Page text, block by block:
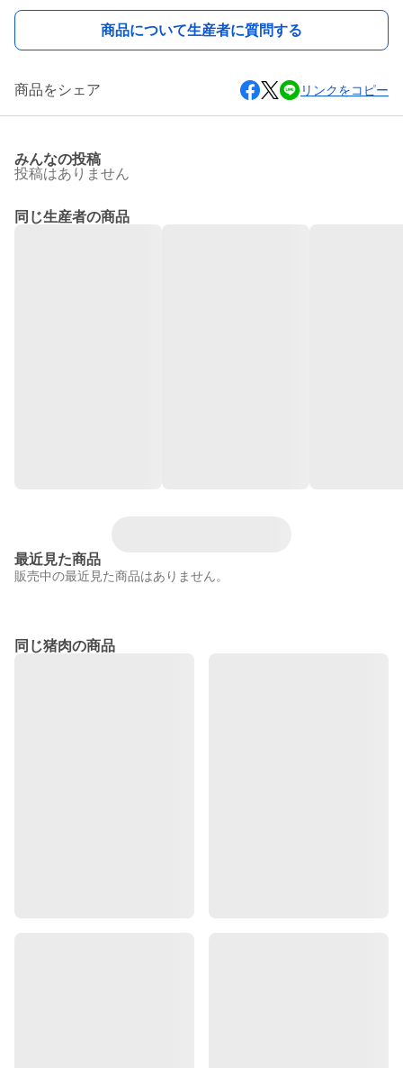
商品について生産者に質問する
商品をシェア リンクをコピー
みんなの投稿
投稿はありません
同じ生産者の商品
最近見た商品
販売中の最近見た商品はありません。
同じ猪肉の商品